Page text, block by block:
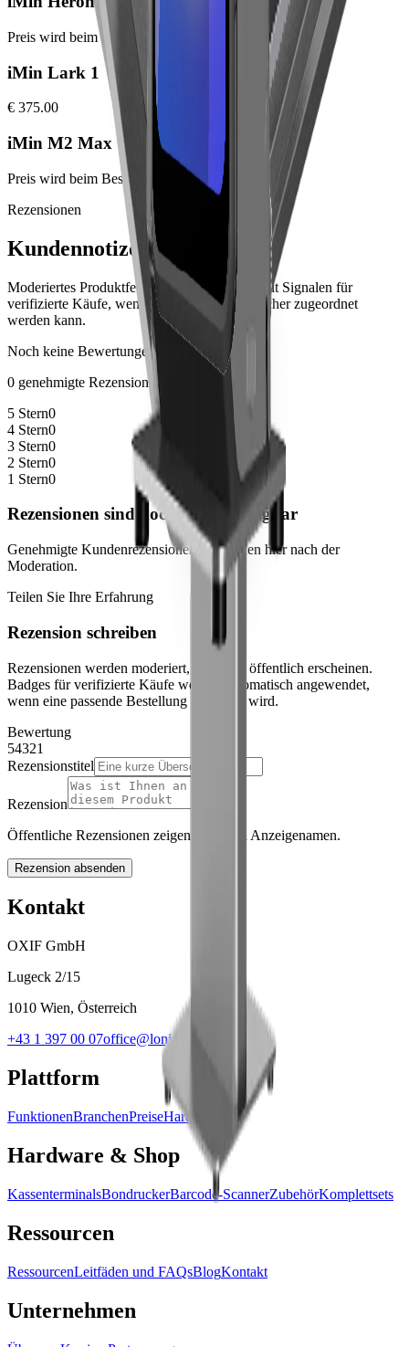
Preis wird beim Bestellabschluss angezeigt
iMin Lark 1
€ 375.00
iMin M2 Max
Preis wird beim Bestellabschluss angezeigt
Rezensionen
Kundennotizen
Moderiertes Produktfeedback von Kunden, mit Signalen für
verifizierte Käufe, wenn die Bestellhistorie sicher zugeordnet
werden kann.
Noch keine Bewertungen
0 genehmigte Rezensionen
5 Stern0
4 Stern0
3 Stern0
2 Stern0
1 Stern0
Rezensionen sind noch nicht verfügbar
Genehmigte Kundenrezensionen erscheinen hier nach der
Moderation.
Teilen Sie Ihre Erfahrung
Rezension schreiben
Rezensionen werden moderiert, bevor sie öffentlich erscheinen.
Badges für verifizierte Käufe werden automatisch angewendet,
wenn eine passende Bestellung gefunden wird.
Bewertung
54321
Rezensionstitel
Rezension
Öffentliche Rezensionen zeigen nur Ihren Anzeigenamen.
Rezension absenden
Kontakt
OXIF GmbH
Lugeck 2/15
1010 Wien, Österreich
+43 1 397 00 07office@lonio.io
Plattform
FunktionenBranchenPreiseHardware
Hardware & Shop
KassenterminalsBondruckerBarcode-ScannerZubehörKomplettsets
Ressourcen
RessourcenLeitfäden und FAQsBlogKontakt
Unternehmen